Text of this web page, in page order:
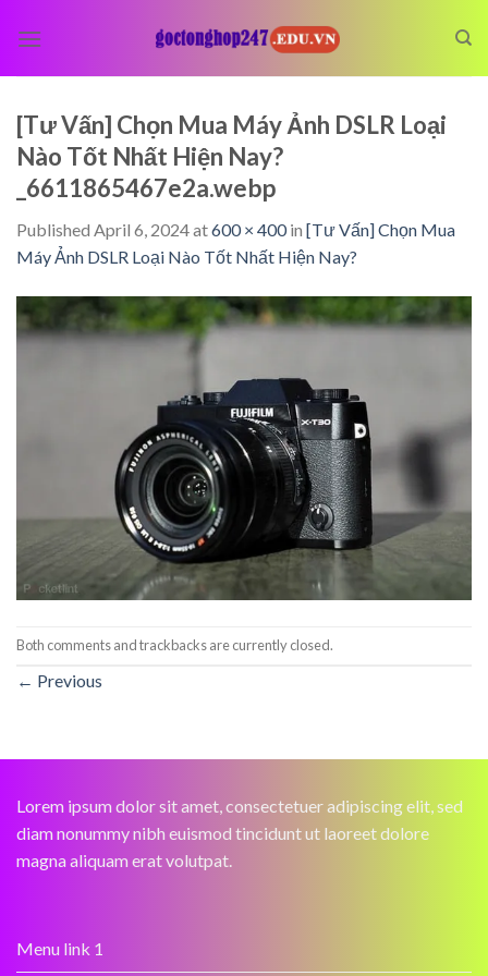
[Tư Vấn] Chọn Mua Máy Ảnh DSLR Loại
Nào Tốt Nhất Hiện Nay?
_6611865467e2a.webp
Published April 6, 2024at600 × 400in [Tư Vấn] Chọn Mua
Máy Ảnh DSLR Loại Nào Tốt Nhất Hiện Nay?
Both comments and trackbacks are currently closed.
← Previous
Lorem ipsum dolor sit amet, consectetuer adipiscing elit, sed
diam nonummy nibh euismod tincidunt ut laoreet dolore
magna aliquam erat volutpat.
Menu link 1